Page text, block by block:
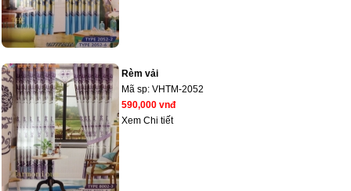
Rèm vải
Mã sp: VHTM-2052
590,000 vnđ
Xem Chi tiết